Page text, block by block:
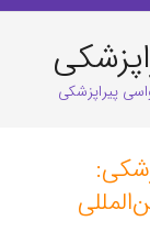
پیراپزشکی